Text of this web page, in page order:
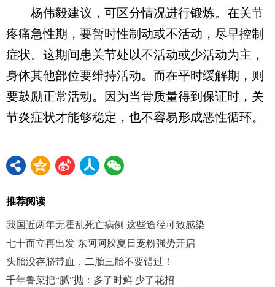
杨伟毅建议，可区分情况进行锻炼。在关节
疼痛急性期，要暂时性制动或不活动，尽早控制
症状。这期间患关节处以不活动或少活动为主，
身体其他部位要维持活动。而在平时缓解期，则
要鼓励正常活动。因为当骨质量得到保证时，关
节炎症状才能够稳定，也不容易形成恶性循环。
推荐阅读
我国近两年无霍乱死亡病例 这些途径可致感染
七十而立再出发 东阿阿胶夏日宠粉强势开启
头胎没存脐带血，二胎三胎不要错过！
千年鲁菜把“腻”抛：多了时鲜 少了花招